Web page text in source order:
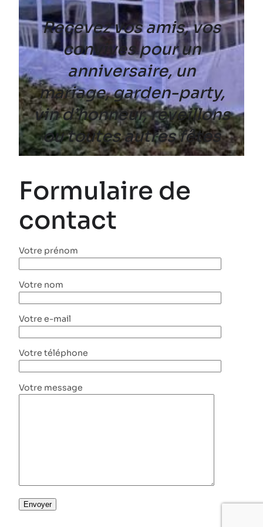
Recevez vos amis, vos
convives pour un
anniversaire, un
mariage, garden-party,
vin d’honneur, réveillons
ou toutes autres fêtes
Formulaire de
contact
Votre prénom
Votre nom
Votre e-mail
Votre téléphone
Votre message